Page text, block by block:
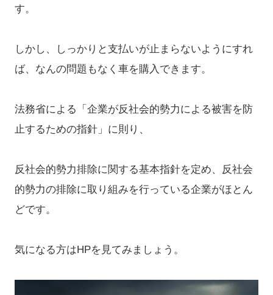
す。
しかし、しっかりと支払いが止まらないようにすれ
ば、なんの問題もなく車を購入できます。
法務省による「企業が反社会的勢力による被害を防
止するための指針」に則り、
反社会的勢力排除に関する基本指針を定め、反社会
的勢力の排除に取り組みを行っている企業がほとん
どです。
気になる方はHPを見てみましょう。